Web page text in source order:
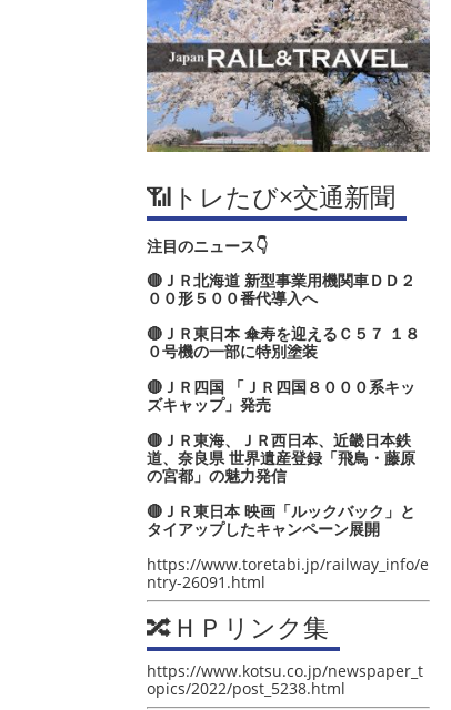
📶トレたび×交通新聞
注目のニュース👇
🔴ＪＲ北海道 新型事業用機関車ＤＤ２
００形５００番代導入へ
🔴ＪＲ東日本 傘寿を迎えるＣ５７ １８
０号機の一部に特別塗装
🔴ＪＲ四国 「ＪＲ四国８０００系キッ
ズキャップ」発売
🔴ＪＲ東海、ＪＲ西日本、近畿日本鉄
道、奈良県 世界遺産登録「飛鳥・藤原
の宮都」の魅力発信
🔴ＪＲ東日本 映画「ルックバック」と
タイアップしたキャンペーン展開
https://www.toretabi.jp/railway_info/e
ntry-26091.html
🔀ＨＰリンク集
https://www.kotsu.co.jp/newspaper_t
opics/2022/post_5238.html